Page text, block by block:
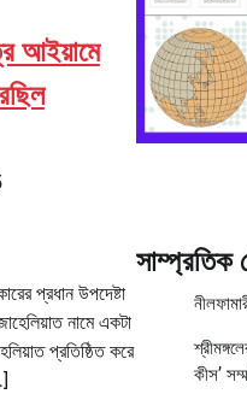
আইয়ামে
প্রধান উপদেষ্টা
নামে একটা
প্রতিষ্ঠিত করে
সাম্প্রতিক
কীস’